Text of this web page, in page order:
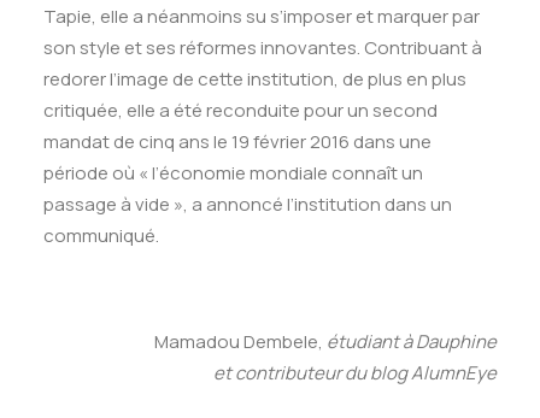
Tapie, elle a néanmoins su s’imposer et marquer par
son style et ses réformes innovantes. Contribuant à
redorer l’image de cette institution, de plus en plus
critiquée, elle a été reconduite pour un second
mandat de cinq ans le 19 février 2016 dans une
période où « l’économie mondiale connaît un
passage à vide », a annoncé l’institution dans un
communiqué.
Mamadou Dembele, étudiant à Dauphine
et contributeur du blog AlumnEye